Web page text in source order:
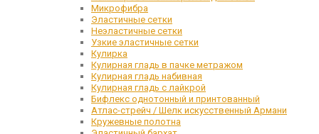
Микрофибра
Эластичные сетки
Неэластичные сетки
Узкие эластичные сетки
Кулирка
Кулирная гладь в пачке метражом
Кулирная гладь набивная
Кулирная гладь с лайкрой
Бифлекс однотонный и принтованный
Атлас-стрейч / Шелк искусственный Армани
Кружевные полотна